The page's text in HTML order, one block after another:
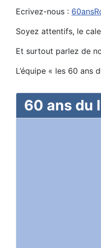
Ecrivez-nous :
Soyez attentifs, le
Et surtout parlez de
L’équipe « les 60 ans
60 ans du